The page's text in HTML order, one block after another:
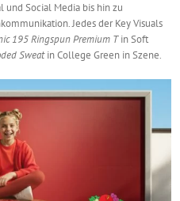
und Social Media bis hin zu
Jedes der Key Visuals
195 Ringspun Premium Tin Soft
Sweatin College Green in Szene.